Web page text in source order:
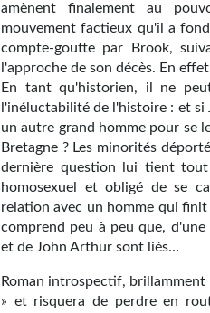
amènent finalement au
mouvement factieux qu'il a
compte-goutte par Brook,
l'approche de son décès. En
En tant qu'historien, il ne
l'inéluctabilité de l'histoire : et
un autre grand homme pour se
Bretagne ? Les minorités
dernière question lui tient
homosexuel et obligé de se
relation avec un homme qui
comprend peu à peu que,
et de John Arthur sont liés…
Roman introspectif, brillamment
» et risquera de perdre en